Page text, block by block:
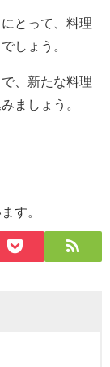
とって、料理
しょう。
、新たな料理
ましょう。
す。